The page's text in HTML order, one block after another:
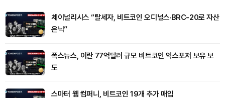
체이널리시스 “탈세자, 비트코인 오디널스·BRC-20로 자산
은닉”
폭스뉴스, 이란 77억달러 규모 비트코인 익스포저 보유 보
도
스마터 웹 컴퍼니, 비트코인 19개 추가 매입